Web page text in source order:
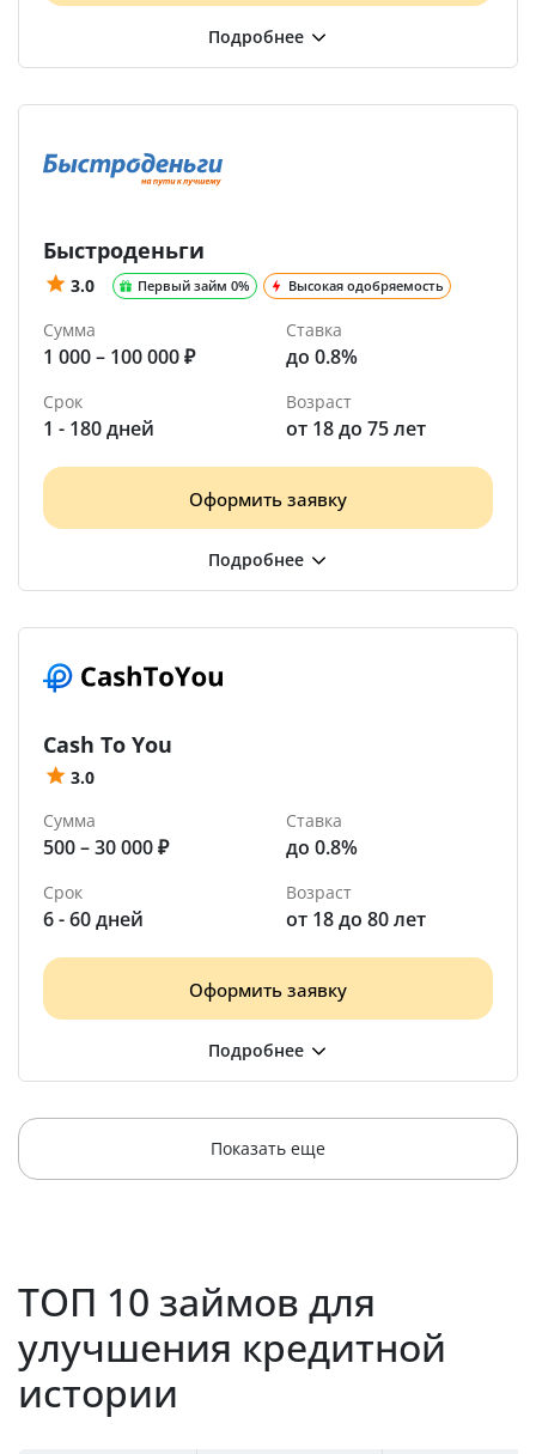
Быстроденьги
3.0 Первый займ 0% Высокая одобряемость
Сумма
1 000 – 100 000 ₽
Ставка
до 0.8%
Срок
1 - 180 дней
Возраст
от 18 до 75 лет
Оформить заявку
Cash To You
3.0
Сумма
500 – 30 000 ₽
Ставка
до 0.8%
Срок
6 - 60 дней
Возраст
от 18 до 80 лет
Оформить заявку
Показать еще
ТОП 10 займов для
улучшения кредитной
истории